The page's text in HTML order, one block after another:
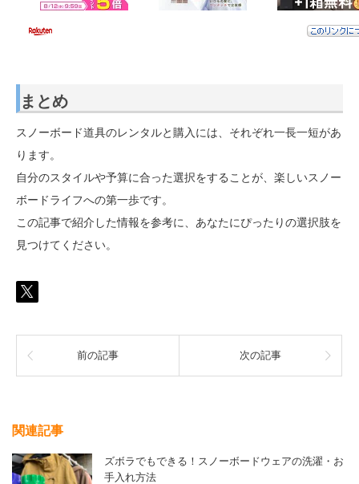
まとめ
スノーボード道具のレンタルと購入には、それぞれ一長一短があ
ります。
自分のスタイルや予算に合った選択をすることが、楽しいスノー
ボードライフへの第一歩です。
この記事で紹介した情報を参考に、あなたにぴったりの選択肢を
見つけてください。
前の記事 次の記事
関連記事
ズボラでもできる！スノーボードウェアの洗濯・お
手入れ方法